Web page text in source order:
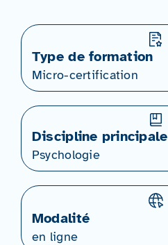
Type de formation
Micro-certification
Discipline principale
Psychologie
Modalité
en ligne